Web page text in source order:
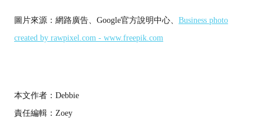
圖片來源：網路廣告、Google官方說明中心、 Business photo
created by rawpixel.com - www.freepik.com
本文作者：Debbie
責任編輯：Zoey